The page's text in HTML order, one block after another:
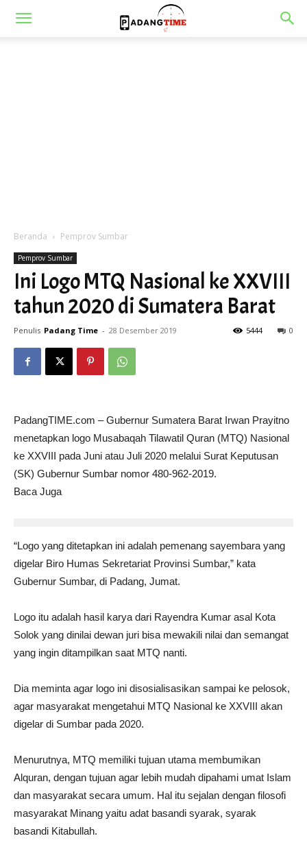
Beranda Pemprov Sumbar
Pemprov Sumbar
Ini Logo MTQ Nasional ke XXVIII
tahun 2020 di Sumatera Barat
Penulis Padang Time - 28 Desember 2019 0
5444
PadangTIME.com – Gubernur Sumatera Barat Irwan Prayitno
menetapkan logo Musabaqah Tilawatil Quran (MTQ) Nasional
ke XXVIII pada Juni atau Juli 2020 melalui Surat Keputusan
(SK) Gubernur Sumbar nomor 480-962-2019.
Baca Juga
“Logo yang ditetapkan ini adalah pemenang sayembara yang
digelar Biro Humas Sekretariat Provinsi Sumbar,” kata
Gubernur Sumbar, di Padang, Jumat.
Logo itu adalah hasil karya dari Rayendra Kumar asal Kota
Solok yang dinilai dewan juri bisa mewakili nilai dan semangat
yang ingin ditampilkan saat MTQ nanti.
Dia meminta agar logo ini disosialisasikan sampai ke pelosok,
agar masyarakat mengetahui MTQ Nasional ke XXVIII akan
digelar di Sumbar pada 2020.
Menurutnya, MTQ memiliki tujuan utama membumikan
Alquran, dengan tujuan agar lebih mudah dipahami umat Islam
dan masyarakat secara umum. Hal itu sejalan dengan filosofi
masyarakat Minang yaitu adat basandi syarak, syarak
basandi Kitabullah.